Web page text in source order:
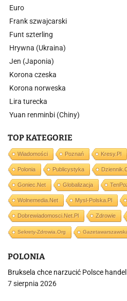
Euro
Frank szwajcarski
Funt szterling
Hrywna (Ukraina)
Jen (Japonia)
Korona czeska
Korona norweska
Lira turecka
Yuan renminbi (Chiny)
TOP KATEGORIE
Wiadomości Poznań Kresy.pl
Polonia Publicystyka
Goniec.net Globalizacja
Wolnemedia.net Mysl-Polska.pl
Dobrewiadomosci.net.pl Zdrowie
Sekrety-Zdrowia.org
POLONIA
Bruksela chce narzucić Polsce
7 sierpnia 2026